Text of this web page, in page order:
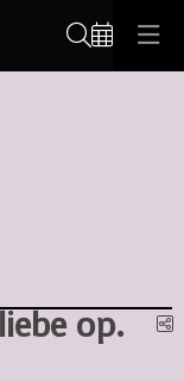
op.